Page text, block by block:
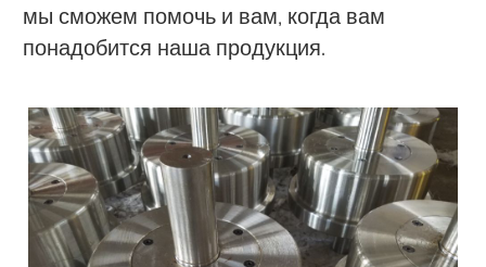
мы сможем помочь и вам, когда вам
понадобится наша продукция.